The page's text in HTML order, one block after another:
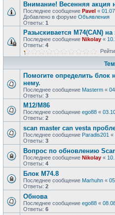
Внимание! Весенняя акция
Последнее сообщение Pavel «
Добавлено в форуме Объявления
Ответы: 1
Разыскивается M74(CAN)
Последнее сообщение Nikolay «
Ответы: 4
Помогите определить блок
нему.
Последнее сообщение Masterm «
Ответы: 3
М12/М86
Последнее сообщение ego88 «
Ответы: 2
scan master can vesta
Последнее сообщение Paradis201 «
Ответы: 3
Вопрос по обновлению
Последнее сообщение Nikolay «
Ответы: 4
Блок M74.8
Последнее сообщение Marhuhn «
Ответы: 2
Обнова
Последнее сообщение ego88 «
Ответы: 6